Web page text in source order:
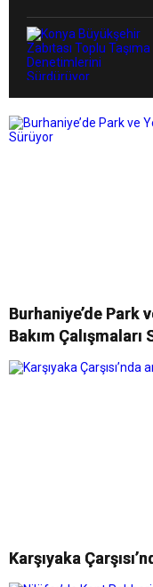
Burhaniye’de Park
Bakım Çalışmaları
Karşıyaka